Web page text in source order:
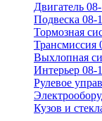
Двигатель
Подвеска 08-
Тормозная
Трансмиссия
Выхлопная
Интерьер 08-
Рулевое
Кузов и